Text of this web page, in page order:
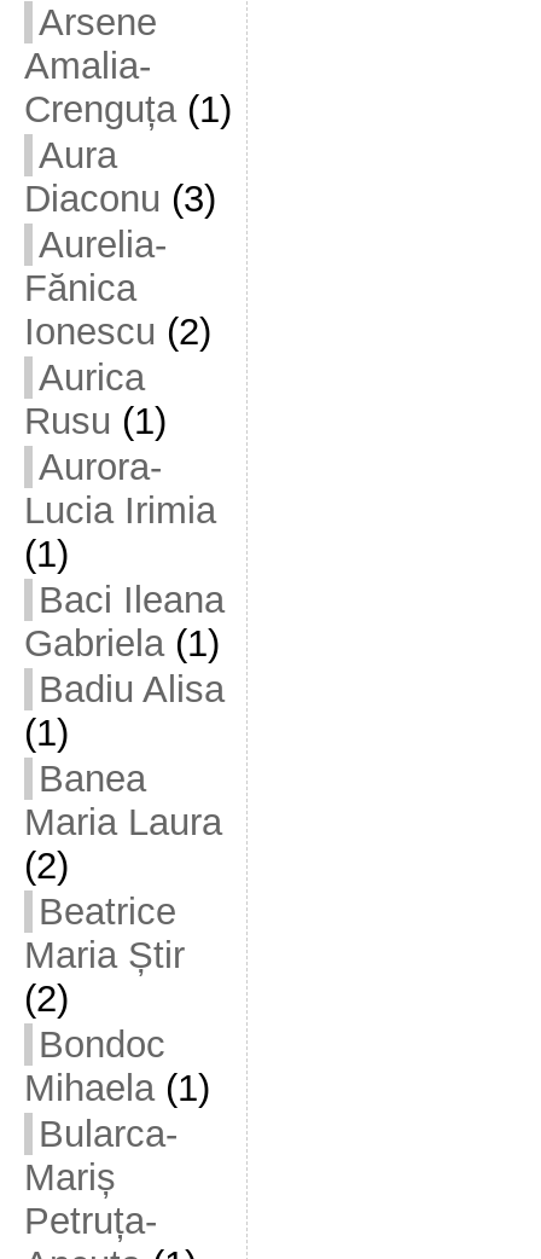
Arsene
Amalia-
Crenguța(1)
Aura
Diaconu (3)
Aurelia-
Fănica
Ionescu (2)
Aurica
Rusu (1)
Aurora-
Lucia Irimia
(1)
Baci Ileana
Gabriela(1)
Badiu Alisa
(1)
Banea
Maria Laura
(2)
Beatrice
Maria Știr
(2)
Bondoc
Mihaela(1)
Bularca-
Mariș
Petruța-